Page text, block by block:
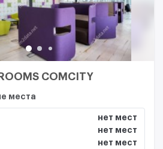
COMCITY
места
нет мест
нет мест
нет мест